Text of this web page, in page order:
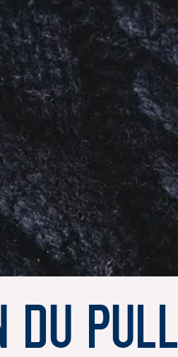
du Pull